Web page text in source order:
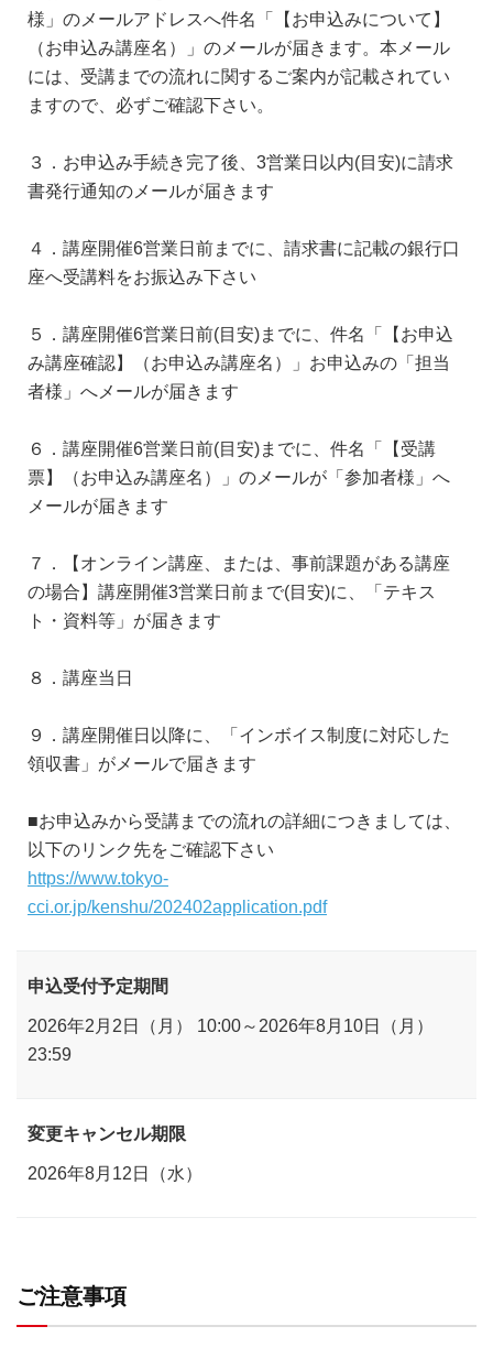
様」のメールアドレスへ件名「【お申込みについて】
（お申込み講座名）」のメールが届きます。本メール
には、受講までの流れに関するご案内が記載されてい
ますので、必ずご確認下さい。
３．お申込み手続き完了後、3営業日以内(目安)に請求
書発行通知のメールが届きます
４．講座開催6営業日前までに、請求書に記載の銀行口
座へ受講料をお振込み下さい
５．講座開催6営業日前(目安)までに、件名「【お申込
み講座確認】（お申込み講座名）」お申込みの「担当
者様」へメールが届きます
６．講座開催6営業日前(目安)までに、件名「【受講
票】（お申込み講座名）」のメールが「参加者様」へ
メールが届きます
７．【オンライン講座、または、事前課題がある講座
の場合】講座開催3営業日前まで(目安)に、「テキス
ト・資料等」が届きます
８．講座当日
９．講座開催日以降に、「インボイス制度に対応した
領収書」がメールで届きます
■お申込みから受講までの流れの詳細につきましては、
以下のリンク先をご確認下さい
https://www.tokyo-
cci.or.jp/kenshu/202402application.pdf
申込受付予定期間
2026年2月2日（月） 10:00～2026年8月10日（月）
23:59
変更キャンセル期限
2026年8月12日（水）
ご注意事項